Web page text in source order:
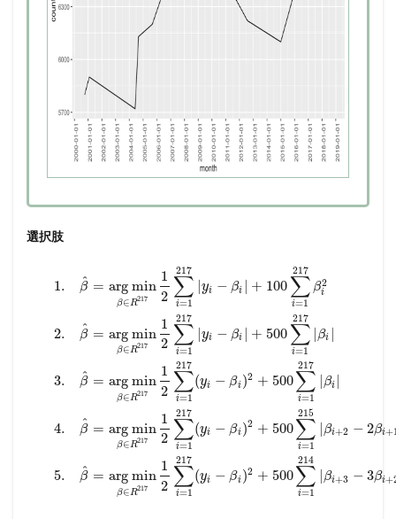
選択肢
1. β
^
2. β
^
3. β
^
4. β
^
5. β
^
= arg min
β∈R217
1
2 ∑
i=1
217
yi − βi + 100 ∑
i=1
217
β2
i
= arg min
β∈R217
1
2 ∑
i=1
217
|yi − βi | + 500 ∑
i=1
217
|βi |
= arg min
β∈R217
1
2 ∑
i=1
217
(yi − βi )2 + 500∑
i=1
217
βi
= arg min
β∈R217
1
2 ∑
i=1
217
(yi − βi )2 + 500∑
i=1
215
|βi+2 − 2βi+
= arg min
β∈R217
1
2 ∑
i=1
217
(yi − βi )2 + 500∑
i=1
214
βi+3 − 3βi+